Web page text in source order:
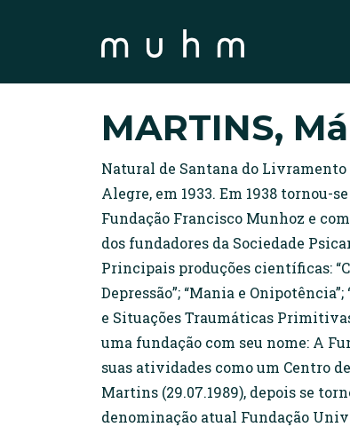
MARTINS,
Natural de Santana do Livramento
Alegre, em 1933. Em 1938 tornou-
Fundação Francisco Munhoz e
dos fundadores da Sociedade
Principais produções científicas:
Depressão”; “Mania e
e Situações Traumáticas
uma fundação com seu nome: A
suas atividades como um Centro
Martins (29.07.1989), depois se
denominação atual Fundação